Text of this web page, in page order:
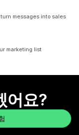
messages into sales
marketing list
어요?